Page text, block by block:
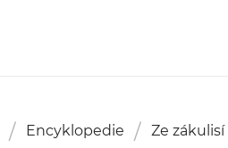
Encyklopedie Ze zákulisí